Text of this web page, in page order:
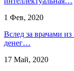
1 Фев, 2020
Вслед за врачами
денег…
17 Май, 2020